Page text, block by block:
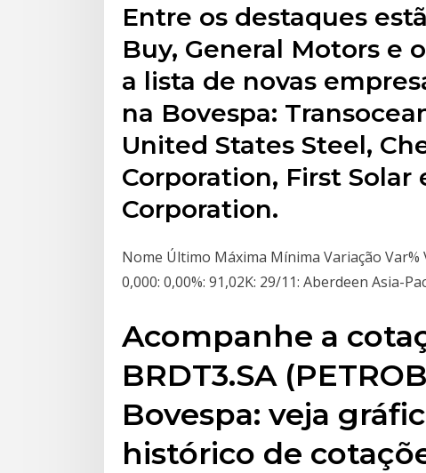
Entre os destaques
Buy, General Motors e
a lista de novas
na Bovespa:
United States Steel,
Corporation, First Solar
Corporation.
Nome Último Máxima Mínima Variação Var%
0,000: 0,00%: 91,02K: 29/11: Aberdeen Asia-
Acompanhe a
BRDT3.SA
Bovespa: veja
histórico de